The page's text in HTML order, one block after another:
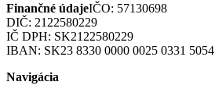
Finančné údajeIČO: 57130698
DIČ: 2122580229
IČ DPH: SK2122580229
IBAN: SK23 8330 0000 0025 0331 5054
Navigácia